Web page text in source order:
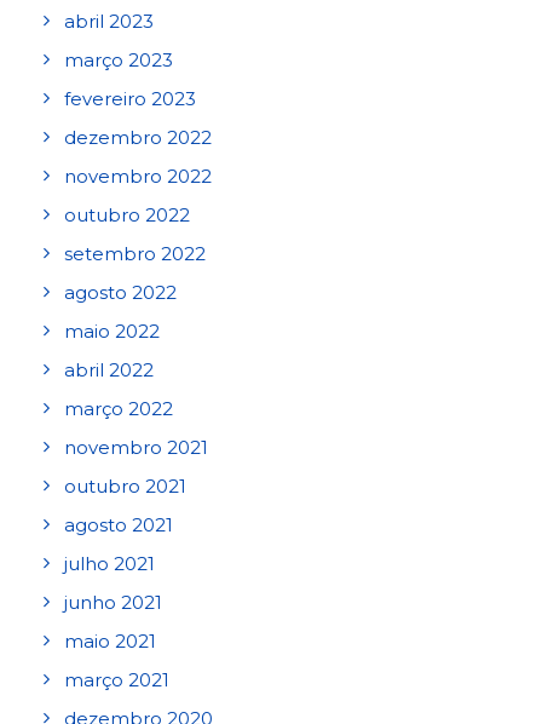
abril 2023
março 2023
fevereiro 2023
dezembro 2022
novembro 2022
outubro 2022
setembro 2022
agosto 2022
maio 2022
abril 2022
março 2022
novembro 2021
outubro 2021
agosto 2021
julho 2021
junho 2021
maio 2021
março 2021
dezembro 2020